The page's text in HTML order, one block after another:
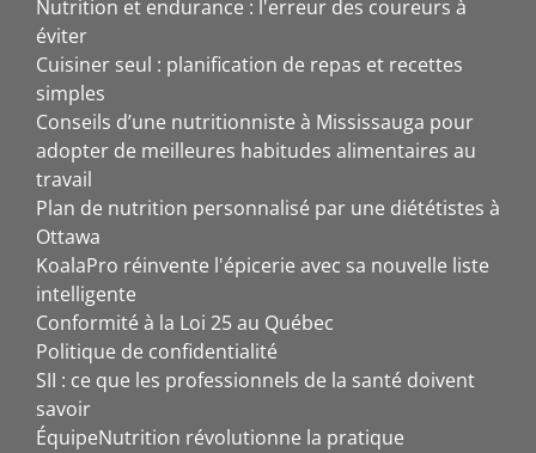
Nutrition et endurance : l'erreur des coureurs à
éviter
Cuisiner seul : planification de repas et recettes
simples
Conseils d’une nutritionniste à Mississauga pour
adopter de meilleures habitudes alimentaires au
travail
Plan de nutrition personnalisé par une diététistes à
Ottawa
KoalaPro réinvente l'épicerie avec sa nouvelle liste
intelligente
Conformité à la Loi 25 au Québec
Politique de confidentialité
SII : ce que les professionnels de la santé doivent
savoir
ÉquipeNutrition révolutionne la pratique